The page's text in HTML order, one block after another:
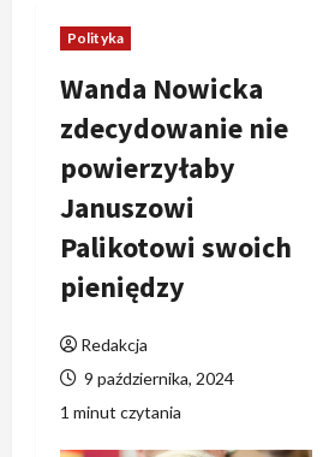
Polityka
Wanda Nowicka
zdecydowanie nie
powierzyłaby
Januszowi
Palikotowi swoich
pieniędzy
Redakcja
9 października, 2024
1 minut czytania